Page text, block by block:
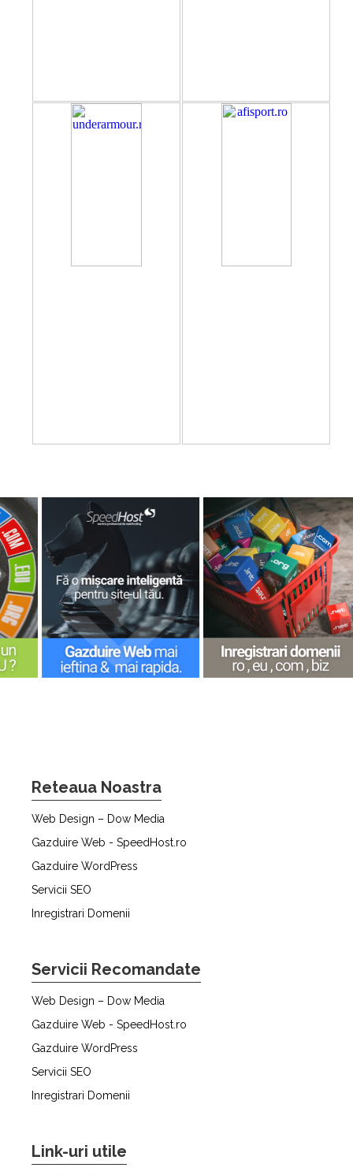
Reteaua Noastra
Web Design – Dow Media
Gazduire Web - SpeedHost.ro
Gazduire WordPress
Servicii SEO
Inregistrari Domenii
Servicii Recomandate
Web Design – Dow Media
Gazduire Web - SpeedHost.ro
Gazduire WordPress
Servicii SEO
Inregistrari Domenii
Link-uri utile